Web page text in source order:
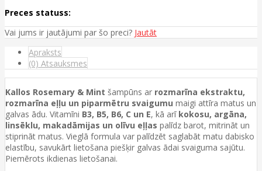
Preces statuss:
Vai jums ir jautājumi par šo preci? Jautāt
Apraksts
(0) Atsauksmes
Kallos Rosemary & Mint šampūns ar rozmarīna ekstraktu,
rozmarīna eļļu un piparmētru svaigumu maigi attīra matus un
galvas ādu. Vitamīni B3, B5, B6, C un E, kā arī kokosu, argāna,
linsēklu, makadāmijas un olīvu eļļas palīdz barot, mitrināt un
stiprināt matus. Vieglā formula var palīdzēt saglabāt matu dabisko
elastību, savukārt lietošana piešķir galvas ādai svaiguma sajūtu.
Piemērots ikdienas lietošanai.